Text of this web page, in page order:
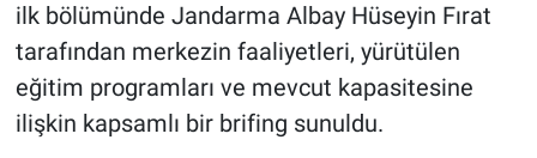
ilk bölümünde Jandarma Albay Hüseyin Fırat
tarafından merkezin faaliyetleri, yürütülen
eğitim programları ve mevcut kapasitesine
ilişkin kapsamlı bir brifing sunuldu.
Genel
Asayiş